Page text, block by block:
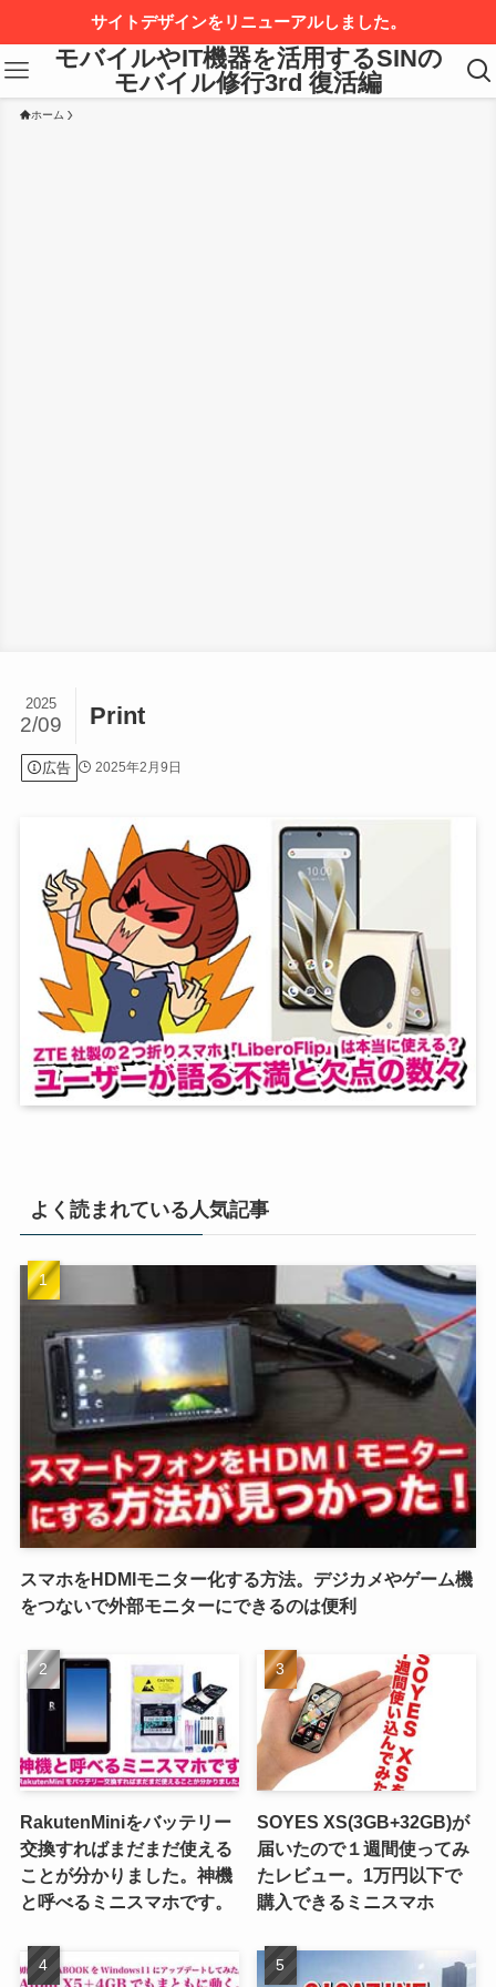
サイトデザインをリニューアルしました。
モバイルやIT機器を活用するSINの
モバイル修行3rd 復活編
ホーム
Print
2025
2/09
広告 2025年2月9日
よく読まれている人気記事
スマホをHDMIモニター化する方法。デジカメやゲーム機
をつないで外部モニターにできるのは便利
RakutenMiniをバッテリー
交換すればまだまだ使える
ことが分かりました。神機
と呼べるミニスマホです。
SOYES XS(3GB+32GB)が
届いたので１週間使ってみ
たレビュー。1万円以下で
購入できるミニスマホ